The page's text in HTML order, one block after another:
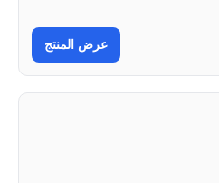
عرض المنتج